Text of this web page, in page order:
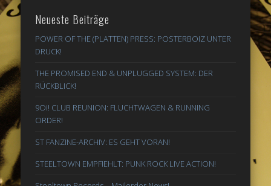
Neueste Beiträge
POWER OF THE (PLATTEN) PRESS: POSTERBOIZ UNTER
DRUCK!
THE PROMISED END & UNPLUGGED SYSTEM: DER
RÜCKBLICK!
9Oi! CLUB REUNION: FLUCHTWAGEN & RUNNING
ORDER!
ST FANZINE-ARCHIV: ES GEHT VORAN!
STEELTOWN EMPFIEHLT: PUNK ROCK LIVE ACTION!